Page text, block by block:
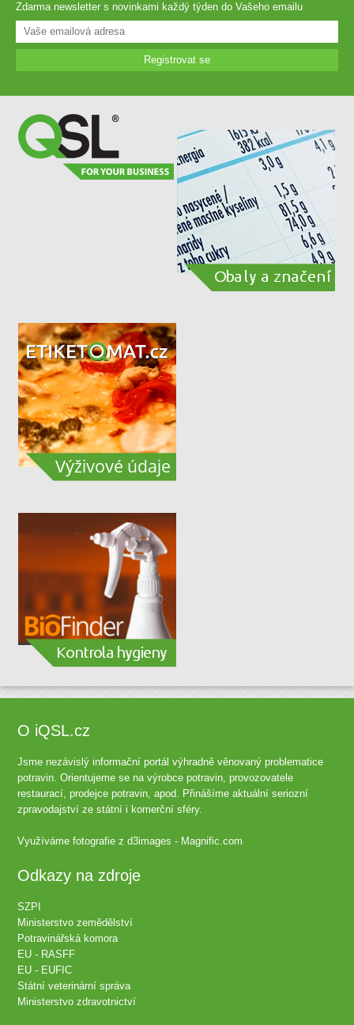
Zdarma newsletter s novinkami každý týden do Vašeho emailu
Registrovat se
O iQSL.cz
Jsme nezávislý informační portál výhradně věnovaný problematice
potravin. Orientujeme se na výrobce potravin, provozovatele
restaurací, prodejce potravin, apod. Přinášíme aktuální seriozní
zpravodajství ze státní i komerční sféry.
Využíváme fotografie zd3images - Magnific.com
Odkazy na zdroje
SZPI
Ministerstvo zemědělství
Potravinářská komora
EU - RASFF
EU - EUFIC
Státní veterinární správa
Ministerstvo zdravotnictví